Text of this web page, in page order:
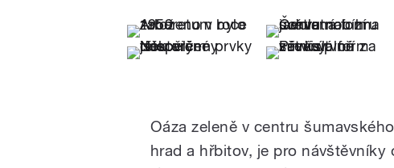
Oáza zeleně v centru
hrad a hřbitov, je pro